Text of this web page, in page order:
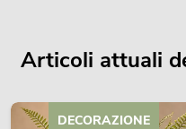
Articoli attuali
DECORAZIONE